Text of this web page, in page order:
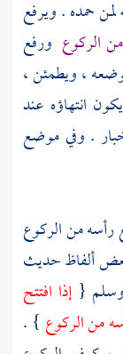
لمن حمده . ويرفع
الركوع ورفع
، ويطمئن ،
انتهاؤه عند
. وفي موضع
رأسه من الركوع
بعض ألفاظ حديث
وسلم {إذا افتتح
من الركوع } .